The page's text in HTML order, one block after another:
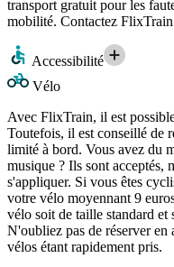
transport gratuit pour les
mobilité. Contactez FlixTrain
Accessibilité
Vélo
Avec FlixTrain, il est
Toutefois, il est conseillé de
limité à bord. Vous avez du
musique ? Ils sont acceptés,
s'appliquer. Si vous êtes
votre vélo moyennant 9
vélo soit de taille standard et
N'oubliez pas de réserver en
vélos étant rapidement pris.